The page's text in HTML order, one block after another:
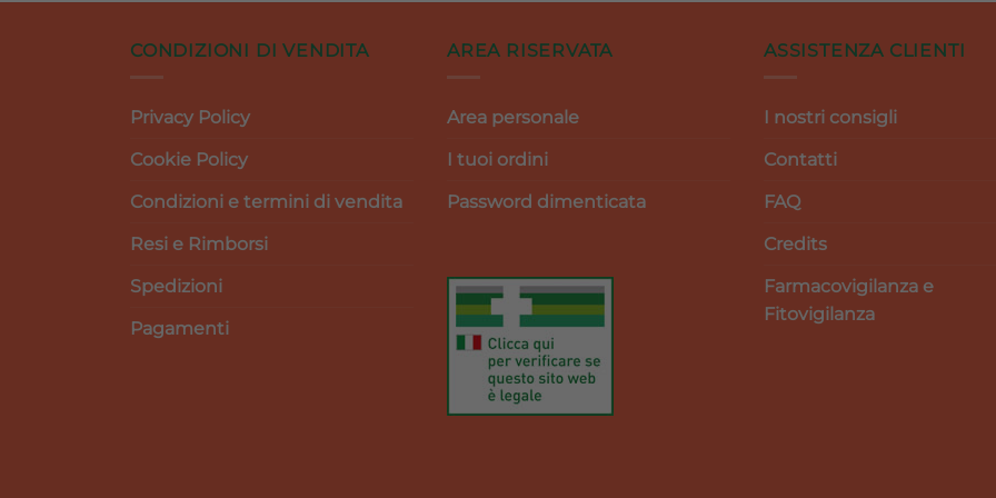
CONDIZIONI DI VENDITA
Privacy Policy
Cookie Policy
Condizioni e termini di vendita
Resi e Rimborsi
Spedizioni
Pagamenti
AREA RISERVATA
Area personale
I tuoi ordini
Password dimenticata
ASSISTENZA CLIENTI
I nostri consigli
Contatti
FAQ
Credits
Farmacovigilanza e
Fitovigilanza